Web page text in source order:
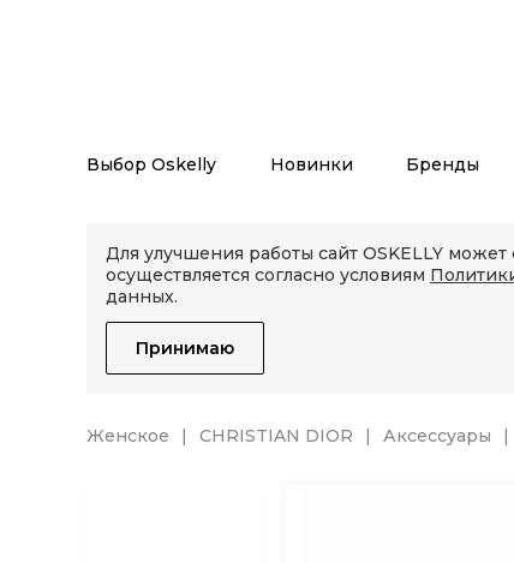
Выбор Oskelly Новинки Бренды
Для улучшения работы сайт OSKELLY
осуществляется согласно условиям
данных.
Принимаю
Женское CHRISTIAN DIOR Аксессуары